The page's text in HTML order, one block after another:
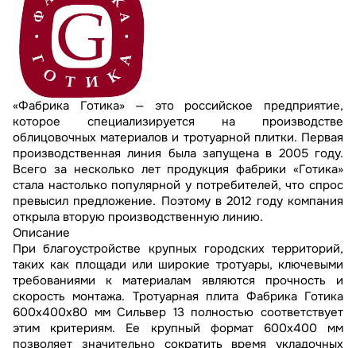
«Фабрика Готика» — это российское предприятие,
которое специализируется на производстве
облицовочных материалов и тротуарной плитки. Первая
производственная линия была запущена в 2005 году.
Всего за несколько лет продукция фабрики «Готика»
стала настолько популярной у потребителей, что спрос
превысил предложение. Поэтому в 2012 году компания
открыла вторую производственную линию.
Описание
При благоустройстве крупных городских территорий,
таких как площади или широкие тротуары, ключевыми
требованиями к материалам являются прочность и
скорость монтажа. Тротуарная плита Фабрика Готика
600х400х80 мм Сильвер 13 полностью соответствует
этим критериям. Ее крупный формат 600х400 мм
позволяет значительно сократить время укладочных